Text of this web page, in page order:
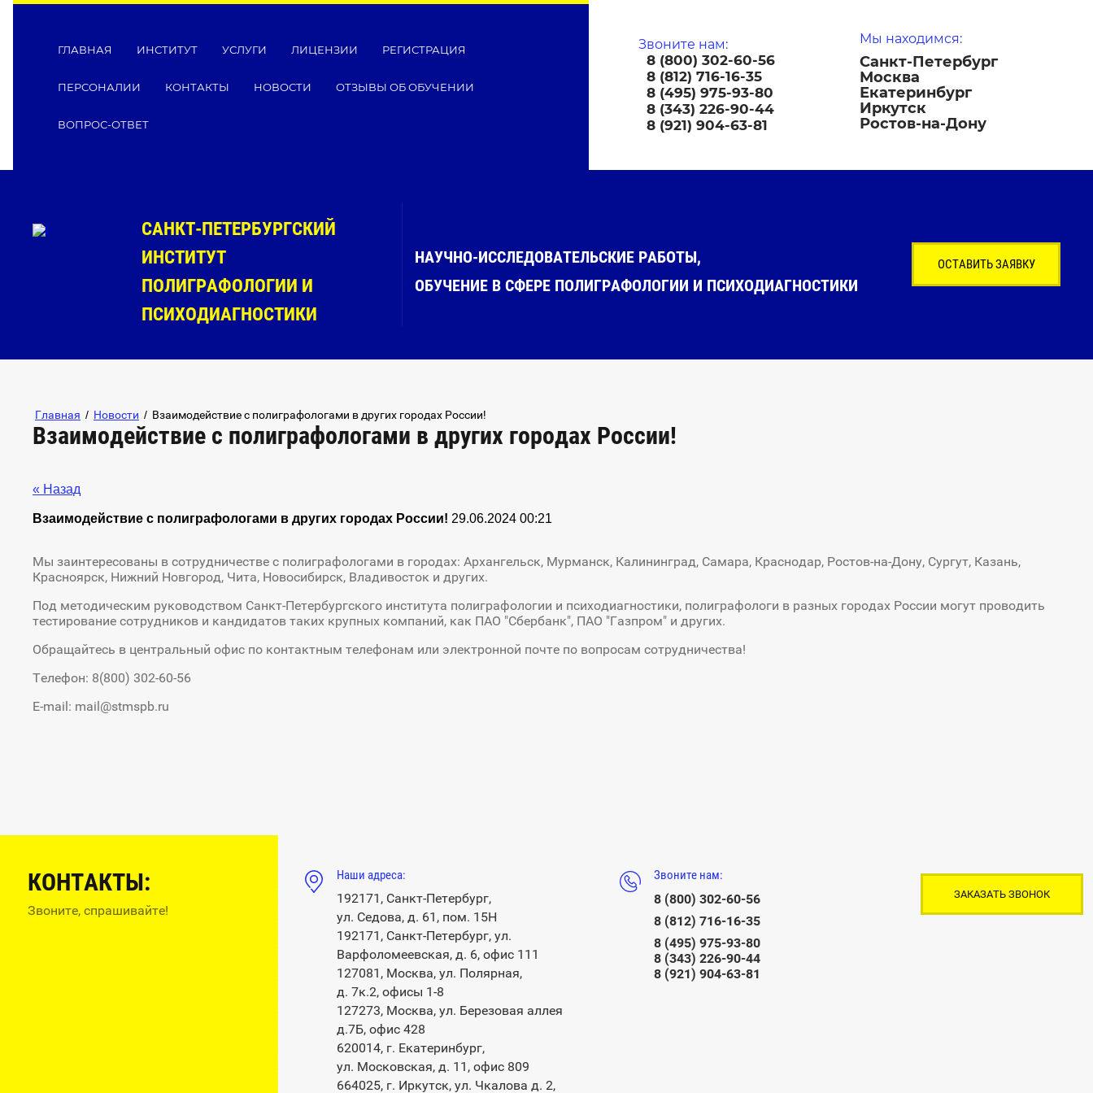
ГЛАВНАЯ ИНСТИТУТ УСЛУГИ ЛИЦЕНЗИИ РЕГИСТРАЦИЯ
ПЕРСОНАЛИИ КОНТАКТЫ НОВОСТИ ОТЗЫВЫ ОБ ОБУЧЕНИИ
ВОПРОС-ОТВЕТ
Звоните нам:
8 (800) 302-60-56
8 (812) 716-16-35
8 (495) 975-93-80
8 (343) 226-90-44
8 (921) 904-63-81
Мы находимся:
Санкт-Петербург
Москва
Екатеринбург
Иркутск
Ростов-на-Дону
САНКТ-ПЕТЕРБУРГСКИЙ
ИНСТИТУТ
ПОЛИГРАФОЛОГИИ И
ПСИХОДИАГНОСТИКИ
НАУЧНО-ИССЛЕДОВАТЕЛЬСКИЕ РАБОТЫ,
ОБУЧЕНИЕ В СФЕРЕ ПОЛИГРАФОЛОГИИ И ПСИХОДИАГНОСТИКИ
ОСТАВИТЬ ЗАЯВКУ
Главная / Новости / Взаимодействие с полиграфологами в других городах России!
Взаимодействие с полиграфологами в других городах России!
« Назад
Взаимодействие с полиграфологами в других городах России! 29.06.2024 00:21
Мы заинтересованы в сотрудничестве с полиграфологами в городах: Архангельск, Мурманск, Калининград, Самара, Краснодар, Ростов-на-Дону, Сургут, Казань,
Красноярск, Нижний Новгород, Чита, Новосибирск, Владивосток и других.
Под методическим руководством Санкт-Петербургского института полиграфологии и психодиагностики, полиграфологи в разных городах России могут проводить
тестирование сотрудников и кандидатов таких крупных компаний, как ПАО "Сбербанк", ПАО "Газпром" и других.
Обращайтесь в центральный офис по контактным телефонам или электронной почте по вопросам сотрудничества!
Телефон: 8(800) 302-60-56
E-mail: mail@stmspb.ru
КОНТАКТЫ:
Звоните, спрашивайте!
Наши адреса:
192171, Санкт-Петербург,
ул. Седова, д. 61, пом. 15Н
192171, Санкт-Петербург, ул.
Варфоломеевская, д. 6, офис 111
127081, Москва, ул. Полярная,
д. 7к.2, офисы 1-8
127273, Москва, ул. Березовая аллея
д.7Б, офис 428
620014, г. Екатеринбург,
ул. Московская, д. 11, офис 809
664025, г. Иркутск, ул. Чкалова д. 2,
Звоните нам:
8 (800) 302-60-56
8 (812) 716-16-35
8 (495) 975-93-80
8 (343) 226-90-44
8 (921) 904-63-81
ЗАКАЗАТЬ ЗВОНОК